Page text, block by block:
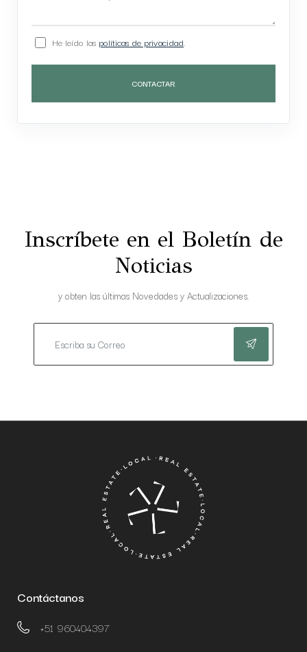
He leído las políticas de privacidad.
CONTACTAR
Inscríbete en el Boletín de
Noticias
y obten las últimas Novedades y Actualizaciones.
Contáctanos
+51 960404397